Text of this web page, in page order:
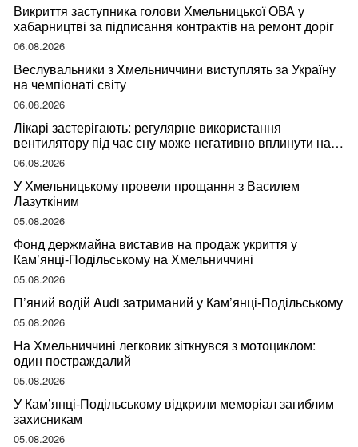
Викриття заступника голови Хмельницької ОВА у
хабарництві за підписання контрактів на ремонт доріг
06.08.2026
Веслувальники з Хмельниччини виступлять за Україну
на чемпіонаті світу
06.08.2026
Лікарі застерігають: регулярне використання
вентилятору під час сну може негативно вплинути на
ваше здоров’я
06.08.2026
У Хмельницькому провели прощання з Василем
Лазуткіним
05.08.2026
Фонд держмайна виставив на продаж укриття у
Кам’янці-Подільському на Хмельниччині
05.08.2026
П’яний водій Audi затриманий у Кам’янці-Подільському
05.08.2026
На Хмельниччині легковик зіткнувся з мотоциклом:
один постраждалий
05.08.2026
У Кам’янці-Подільському відкрили меморіал загиблим
захисникам
05.08.2026